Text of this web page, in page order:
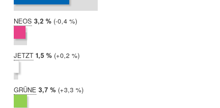
NEOS 2019:
3,2 %
2017:
3,7 %
Differenz:
-0,4 %
JETZT 2019:
1,5 %
2017:
1,3 %
Differenz:
+0,2 %
GRÜNE 2019:
3,7 %
2017:
0,4 %
Differenz:
+3,3 %